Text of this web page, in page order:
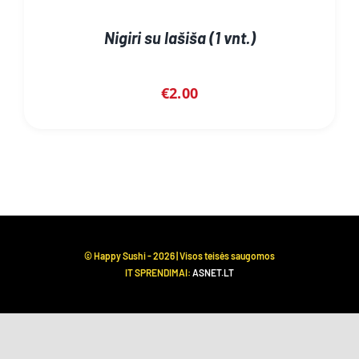
Nigiri su lašiša (1 vnt.)
€2.00
© Happy Sushi -2026 | Visos teisės saugomos
IT SPRENDIMAI: ASNET.LT